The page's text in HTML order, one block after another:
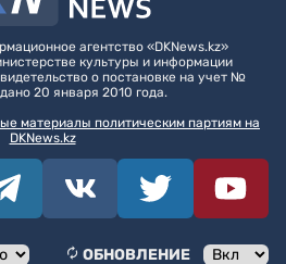
агентство «DKNews.kz»
культуры и информации
о постановке на учет №
20 января 2010 года.
материалы политическим партиям на
DKNews.kz
ОБНОВЛЕНИЕ